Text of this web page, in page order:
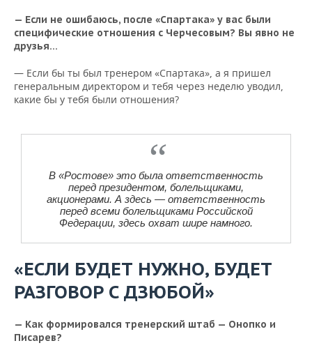
— Если не ошибаюсь, после «Спартака» у вас были
специфические отношения с Черчесовым? Вы явно не
друзья…
— Если бы ты был тренером «Спартака», а я пришел
генеральным директором и тебя через неделю уводил,
какие бы у тебя были отношения?
В «Ростове» это была ответственность
перед президентом, болельщиками,
акционерами. А здесь — ответственность
перед всеми болельщиками Российской
Федерации, здесь охват шире намного.
«ЕСЛИ БУДЕТ НУЖНО, БУДЕТ
РАЗГОВОР С ДЗЮБОЙ»
— Как формировался тренерский штаб — Онопко и
Писарев?